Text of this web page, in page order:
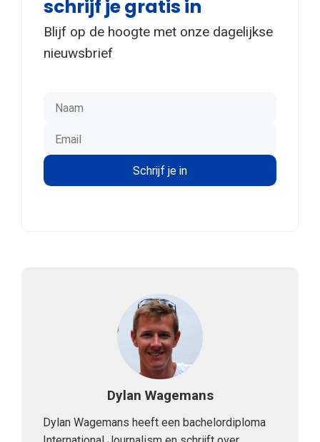
schrijf je gratis in
Blijf op de hoogte met onze dagelijkse
nieuwsbrief
Dylan Wagemans
Dylan Wagemans heeft een bachelordiploma